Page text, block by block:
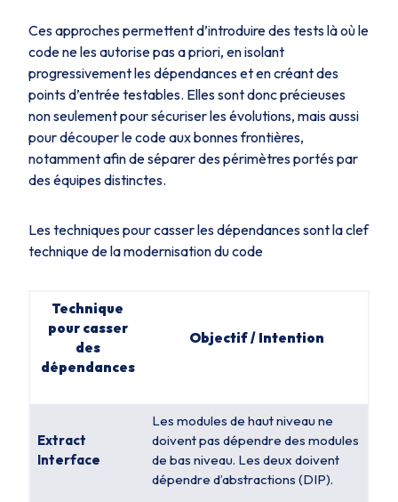
Ces approches permettent d’introduire des tests là où le
code ne les autorise pas a priori, en isolant
progressivement les dépendances et en créant des
points d’entrée testables. Elles sont donc précieuses
non seulement pour sécuriser les évolutions, mais aussi
pour découper le code aux bonnes frontières,
notamment afin de séparer des périmètres portés par
des équipes distinctes.
Les techniques pour casser les dépendances sont la clef
technique de la modernisation du code
Technique
pour casser
des
dépendances
Objectif / Intention
Extract
Interface
Les modules de haut niveau ne
doivent pas dépendre des modules
de bas niveau. Les deux doivent
dépendre d’abstractions (DIP).